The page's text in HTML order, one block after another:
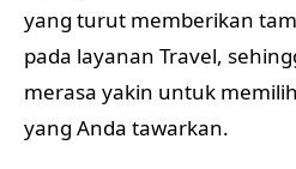
yang turut memberikan
pada layanan Travel,
merasa yakin untuk
yang Anda tawarkan.